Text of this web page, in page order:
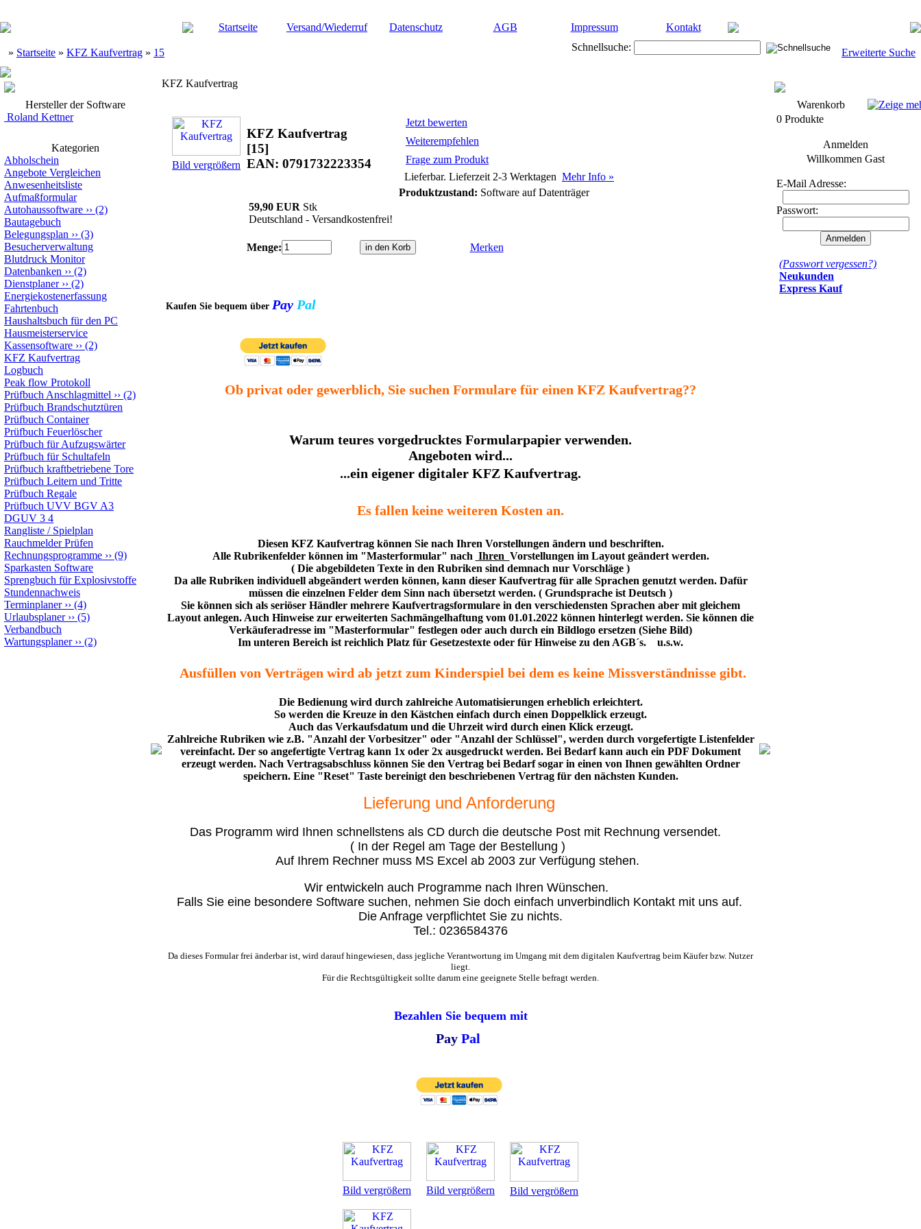
Startseite Versand/Wiederruf Datenschutz AGB Impressum Kontakt
» Startseite » KFZ Kaufvertrag » 15 Schnellsuche: Erweiterte Suche
Hersteller der Software
Roland Kettner
Kategorien
Abholschein
Angebote Vergleichen
Anwesenheitsliste
Aufmaßformular
Autohaussoftware ›› (2)
Bautagebuch
Belegungsplan ›› (3)
Besucherverwaltung
Blutdruck Monitor
Datenbanken ›› (2)
Dienstplaner›› (2)
Energiekostenerfassung
Fahrtenbuch
Haushaltsbuch für den PC
Hausmeisterservice
Kassensoftware ›› (2)
KFZ Kaufvertrag
Logbuch
Peak flow Protokoll
Prüfbuch Anschlagmittel ›› (2)
Prüfbuch Brandschutztüren
Prüfbuch Container
Prüfbuch Feuerlöscher
Prüfbuch für Aufzugswärter
Prüfbuch für Schultafeln
Prüfbuch kraftbetriebene Tore
Prüfbuch Leitern und Tritte
Prüfbuch Regale
Prüfbuch UVV BGV A3
DGUV 3 4
Rangliste / Spielplan
Rauchmelder Prüfen
Rechnungsprogramme ›› (9)
Sparkasten Software
Sprengbuch für Explosivstoffe
Stundennachweis
Terminplaner›› (4)
Urlaubsplaner›› (5)
Verbandbuch
Wartungsplaner›› (2)
KFZ Kaufvertrag
Bild vergrößern
KFZ Kaufvertrag
[15]
EAN: 0791732223354
Jetzt bewerten
Weiterempfehlen
Frage zum Produkt
Lieferbar. Lieferzeit 2-3 Werktagen Mehr Info »
Produktzustand: Software auf Datenträger
59,90 EUR Stk
Deutschland - Versandkostenfrei!
Menge: Merken
Kaufen Sie bequem über Pay Pal
Ob privat oder gewerblich, Sie suchen Formulare für einen KFZ Kaufvertrag??
Warum teures vorgedrucktes Formularpapier verwenden.
Angeboten wird...
...ein eigener digitaler KFZ Kaufvertrag.
Es fallen keine weiteren Kosten an.
Diesen KFZ Kaufvertrag können Sie nach Ihren Vorstellungen ändern und beschriften.
Alle Rubrikenfelder können im "Masterformular" nach Ihren Vorstellungen im Layout geändert werden.
( Die abgebildeten Texte in den Rubriken sind demnach nur Vorschläge )
Da alle Rubriken individuell abgeändert werden können, kann dieser Kaufvertrag für alle Sprachen genutzt werden. Dafür
müssen die einzelnen Felder dem Sinn nach übersetzt werden. ( Grundsprache ist Deutsch )
Sie können sich als seriöser Händler mehrere Kaufvertragsformulare in den verschiedensten Sprachen aber mit gleichem
Layout anlegen. Auch Hinweise zur erweiterten Sachmängelhaftung vom 01.01.2022 können hinterlegt werden. Sie können die
Verkäuferadresse im "Masterformular" festlegen oder auch durch ein Bildlogo ersetzen (Siehe Bild)
Im unteren Bereich ist reichlich Platz für Gesetzestexte oder für Hinweise zu den AGB´s. u.s.w.
Ausfüllen von Verträgen wird ab jetzt zum Kinderspiel bei dem es keine Missverständnisse gibt.
Die Bedienung wird durch zahlreiche Automatisierungen erheblich erleichtert.
So werden die Kreuze in den Kästchen einfach durch einen Doppelklick erzeugt.
Auch das Verkaufsdatum und die Uhrzeit wird durch einen Klick erzeugt.
Zahlreiche Rubriken wie z.B. "Anzahl der Vorbesitzer" oder "Anzahl der Schlüssel", werden durch vorgefertigte Listenfelder
vereinfacht. Der so angefertigte Vertrag kann 1x oder 2x ausgedruckt werden. Bei Bedarf kann auch ein PDF Dokument
erzeugt werden. Nach Vertragsabschluss können Sie den Vertrag bei Bedarf sogar in einen von Ihnen gewählten Ordner
speichern. Eine "Reset" Taste bereinigt den beschriebenen Vertrag für den nächsten Kunden.
Lieferung und Anforderung
Das Programm wird Ihnen schnellstens als CD durch die deutsche Post mit Rechnung versendet.
( In der Regel am Tage der Bestellung )
Auf Ihrem Rechner muss MS Excel ab 2003 zur Verfügung stehen.
Wir entwickeln auch Programme nach Ihren Wünschen.
Falls Sie eine besondere Software suchen, nehmen Sie doch einfach unverbindlich Kontakt mit uns auf.
Die Anfrage verpflichtet Sie zu nichts.
Tel.: 0236584376
Da dieses Formular frei änderbar ist, wird darauf hingewiesen, dass jegliche Verantwortung im Umgang mit dem digitalen Kaufvertrag beim Käufer bzw. Nutzer
liegt.
Für die Rechtsgültigkeit sollte darum eine geeignete Stelle befragt werden.
Bezahlen Sie bequem mit
Pay Pal
Bild vergrößern Bild vergrößern Bild vergrößern
Warenkorb
0 Produkte
Anmelden
Willkommen Gast
E-Mail Adresse:
Passwort:
(Passwort vergessen?)
Neukunden
Express Kauf